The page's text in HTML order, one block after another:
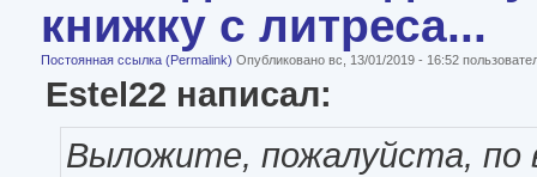
книжку с литреса...
Постоянная ссылка (Permalink) Опубликовано вс, 13/01/2019 - 16:52
Estel22 написал:
Выложите, пожалуйста, по